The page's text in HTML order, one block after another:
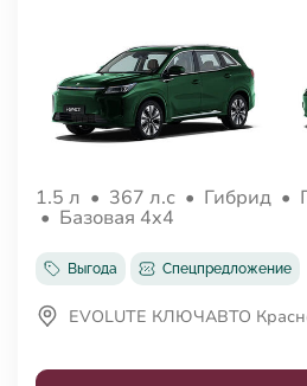
1.5 л • 367 л.с • Гибрид •
• Базовая 4x4
Выгода Спецпредложение
EVOLUTE КЛЮЧАВТО